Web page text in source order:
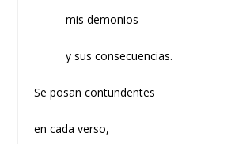
mis demonios
y sus consecuencias.
Se posan contundentes
en cada verso,